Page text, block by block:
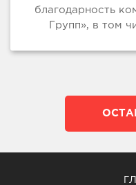
благодарность
Групп», в том